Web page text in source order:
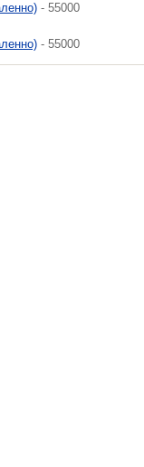
- 55000
- 55000